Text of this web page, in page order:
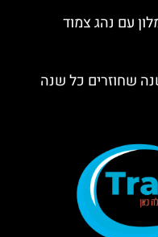
עם נהג צמוד
שחוזרים כל שנה